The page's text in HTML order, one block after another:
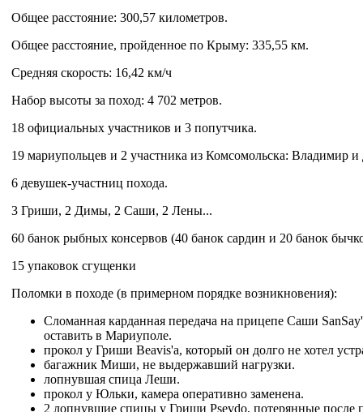
Общее расстояние: 300,57 километров.
Общее расстояние, пройденное по Крыму: 335,55 км.
Средняя скорость: 16,42 км/ч
Набор высоты за поход: 4 702 метров.
18 официальных участников и 3 попутчика.
19 мариупольцев и 2 участника из Комсомольска: Владимир
6 девушек-участниц похода.
3 Гриши, 2 Димы, 2 Саши, 2 Лены...
60 банок рыбных консервов (40 банок сардин и 20 банок
15 упаковок сгущенки
Поломки в походе (в примерном порядке возникновения):
Сломанная карданная передача на прицепе Саши
оставить в Мариуполе.
прокол у Гриши Beavis'a, который он долго не хотел
багажник Миши, не выдержавший нагрузки.
лопнувшая спица Леши.
прокол у Юльки, камера оперативно заменена.
2 лопнувшие спицы у Гриши Psevdo, потерянные после